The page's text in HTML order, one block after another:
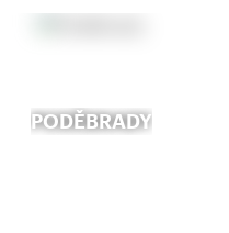
PODĚBRADY